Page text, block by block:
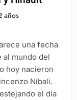
años
una fecha
al mundo del
hoy nacieron
Nibali.
el día